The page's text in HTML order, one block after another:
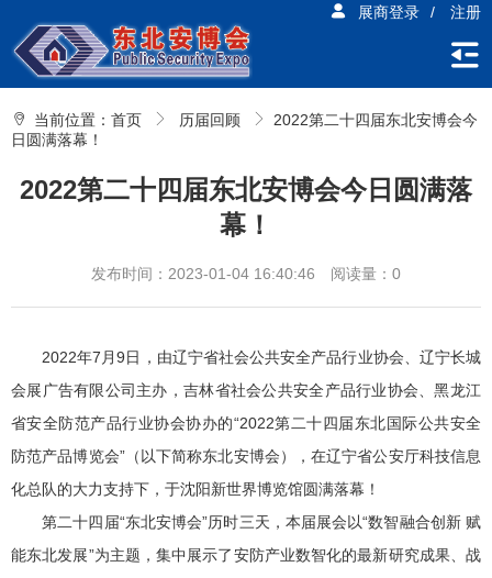
展商登录 / 注册
当前位置： 首页 历届回顾
2022第二十四届东北安博会今
日圆满落幕！
2022第二十四届东北安博会今日圆满落
幕！
发布时间：2023-01-04 16:40:46 阅读量：0
2022年7月9日，由辽宁省社会公共安全产品行业协会、辽宁长城
会展广告有限公司主办，吉林省社会公共安全产品行业协会、黑龙江
省安全防范产品行业协会协办的“2022第二十四届东北国际公共安全
防范产品博览会”（以下简称东北安博会），在辽宁省公安厅科技信息
化总队的大力支持下，于沈阳新世界博览馆圆满落幕！
第二十四届“东北安博会”历时三天，本届展会以“数智融合创新 赋
能东北发展”为主题，集中展示了安防产业数智化的最新研究成果、战